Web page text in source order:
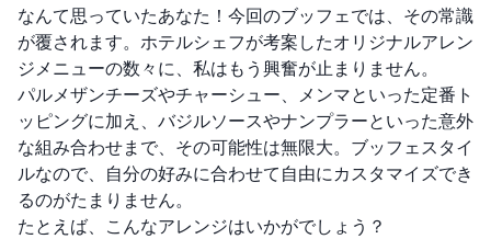
なんて思っていたあなた！今回のブッフェでは、その常識
が覆されます。ホテルシェフが考案したオリジナルアレン
ジメニューの数々に、私はもう興奮が止まりません。
パルメザンチーズやチャーシュー、メンマといった定番ト
ッピングに加え、バジルソースやナンプラーといった意外
な組み合わせまで、その可能性は無限大。ブッフェスタイ
ルなので、自分の好みに合わせて自由にカスタマイズでき
るのがたまりません。
たとえば、こんなアレンジはいかがでしょう？